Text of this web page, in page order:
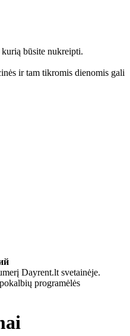
būsite nukreipti.
ir tam tikromis dienomis gali
Dayrent.lt svetainėje.
programėlės